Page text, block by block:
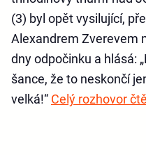
(3) byl opět vysilující,
Alexandrem Zverevem
dny odpočinku a hlásá:
šance, že to neskončí
velká!“ Celý rozhovor